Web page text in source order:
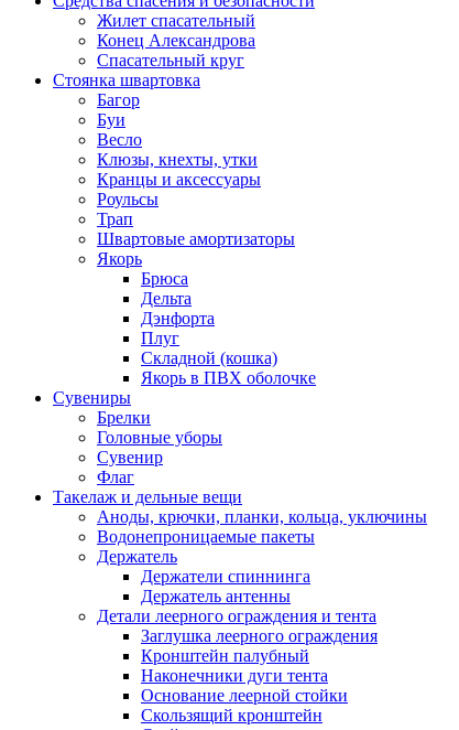
Жилет спасательный
Конец Александрова
Спасательный круг
Стоянка швартовка
Багор
Буи
Весло
Клюзы, кнехты, утки
Кранцы и аксессуары
Роульсы
Трап
Швартовые амортизаторы
Якорь
Брюса
Дельта
Дэнфорта
Плуг
Складной (кошка)
Якорь в ПВХ оболочке
Сувениры
Брелки
Головные уборы
Сувенир
Флаг
Такелаж и дельные вещи
Аноды, крючки, планки, кольца, уключины
Водонепроницаемые пакеты
Держатель
Держатели спиннинга
Держатель антенны
Детали леерного ограждения и тента
Заглушка леерного ограждения
Кронштейн палубный
Наконечники дуги тента
Основание леерной стойки
Скользящий кронштейн